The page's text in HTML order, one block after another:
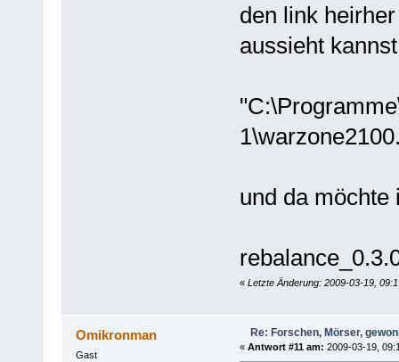
den link
aussieht
und da möchte
« Letzte Änderung: 2009-03-19,
Omikronman
Gast
Re: Forschen, Mörser,
« Antwort #11 am: 2009-03-19,